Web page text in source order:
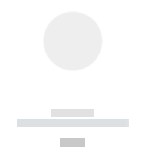
------------
----------- ----------- --------